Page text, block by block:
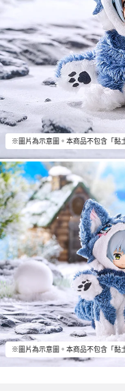
※圖片為示意圖。本商品不包含「黏
※圖片為示意圖。本商品不包含「黏